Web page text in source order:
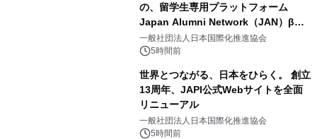
の、留学生専用プラットフォーム
Japan Alumni Network（JAN）β版
をリリース
一般社団法人日本国際化推進協会
5時間前
世界とつながる、日本をひらく。 創立
13周年、JAPI公式Webサイトを全面
リニューアル
一般社団法人日本国際化推進協会
5時間前